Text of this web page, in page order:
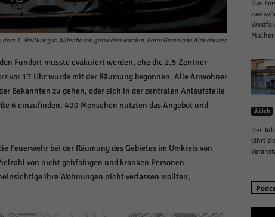
2. Weltkrieg in Aldenhoven gefunden worden. Foto: Gemeinde Aldenhoven
Fundort musste evakuiert werden, ehe die 2,5 Zentner
vor 17 Uhr wurde mit der Räumung begonnen. Alle Anwohner
Bekannten zu gehen, oder sich in der zentralen Anlaufstelle
6 einzufinden. 400 Menschen nutzten das Angebot und
Feuerwehr bei der Räumung des Gebietes im Umkreis von
von nicht gehfähigen und kranken Personen
ihre Wohnungen nicht verlassen wollten,
Das
Jülich
Der
jährt
(1)
Cookies ermöglichen grundlegende Funktionen und sind für die einwandfreie
Cookie-Informationen anzeigen
(1)
Cookies erfassen Informationen anonym. Diese Informationen helfen uns zu
(1)
Cookies werden von Drittanbietern oder Publishern verwendet, um
anzuzeigen. Sie tun dies, indem sie Besucher über Websites hinweg verfolgen.
Cookie-Informationen anzeigen